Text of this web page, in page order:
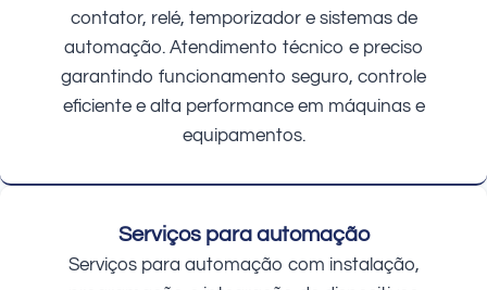
contator, relé, temporizador e sistemas de
automação. Atendimento técnico e preciso
garantindo funcionamento seguro, controle
eficiente e alta performance em máquinas e
equipamentos.
Serviços para automação
Serviços para automação com instalação,